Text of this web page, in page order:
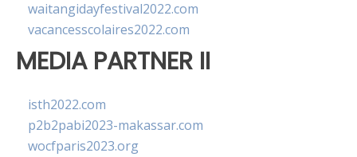
waitangidayfestival2022.com
vacancesscolaires2022.com
MEDIA PARTNER II
isth2022.com
p2b2pabi2023-makassar.com
wocfparis2023.org